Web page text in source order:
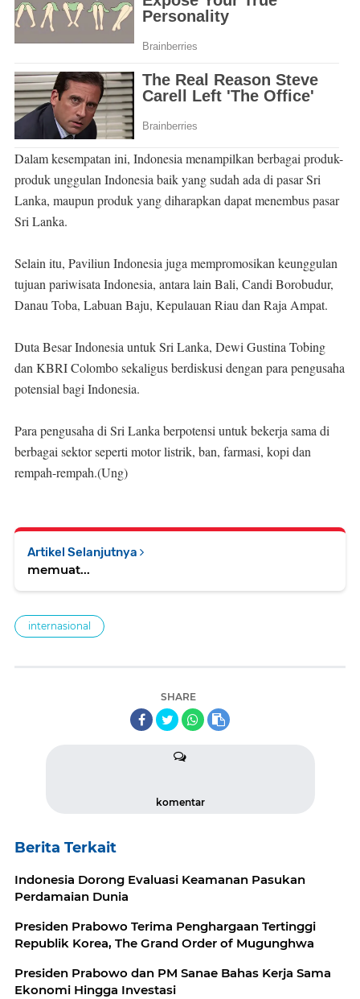
Dalam kesempatan ini, Indonesia menampilkan berbagai produk-
produk unggulan Indonesia baik yang sudah ada di pasar Sri
Lanka, maupun produk yang diharapkan dapat menembus pasar
Sri Lanka.
Selain itu, Paviliun Indonesia juga mempromosikan keunggulan
tujuan pariwisata Indonesia, antara lain Bali, Candi Borobudur,
Danau Toba, Labuan Baju, Kepulauan Riau dan Raja Ampat.
Duta Besar Indonesia untuk Sri Lanka, Dewi Gustina Tobing
dan KBRI Colombo sekaligus berdiskusi dengan para pengusaha
potensial bagi Indonesia.
Para pengusaha di Sri Lanka berpotensi untuk bekerja sama di
berbagai sektor seperti motor listrik, ban, farmasi, kopi dan
rempah-rempah.(Ung)
Artikel Selanjutnya
memuat...
internasional
SHARE
komentar
Berita Terkait
Indonesia Dorong Evaluasi Keamanan Pasukan
Perdamaian Dunia
Presiden Prabowo Terima Penghargaan Tertinggi
Republik Korea, The Grand Order of Mugunghwa
Presiden Prabowo dan PM Sanae Bahas Kerja Sama
Ekonomi Hingga Investasi